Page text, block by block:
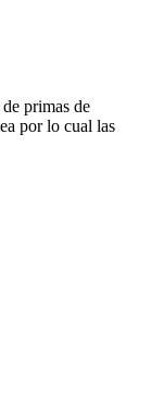
primas de
por lo cual las